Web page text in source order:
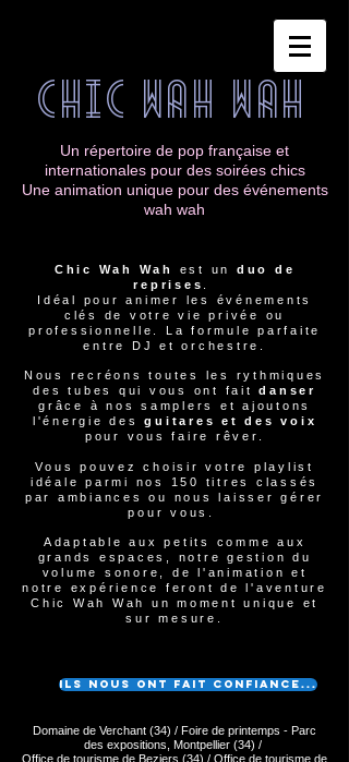
ChIC WAH WAH
Un répertoire de pop française et
internationales pour des soirées chics
Une animation unique pour des événements
wah wah
Chic Wah Wah est un duo de
reprises
Idéal pour animer les événements
clés de votre vie privée ou
professionnelle. La formule parfaite
entre DJ et orchestre.
Nous recréons toutes les rythmiques
des tubes qui vous ont fait
danser
grâce à nos samplers et ajoutons
l'énergie desguitares et des voix
pour vous faire rêver.
Vous pouvez choisir votre playlist
idéale parmi nos 150 titres classés
par ambiances ou nous laisser gérer
pour vous.
Adaptable aux petits comme aux
grands espaces, notre gestion du
volume sonore, de l'animation et
notre expérience feront de l'aventure
Chic Wah Wah un moment unique et
sur mesure.
Ils nous ont fait confiance...
Domaine de Verchant (34) / Foire de printemps - Parc
des expositions, Montpellier (34) /
Office de tourisme de Beziers (34) / Office de tourisme de